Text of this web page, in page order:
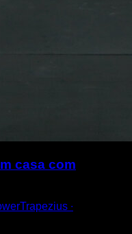
casa com
∙